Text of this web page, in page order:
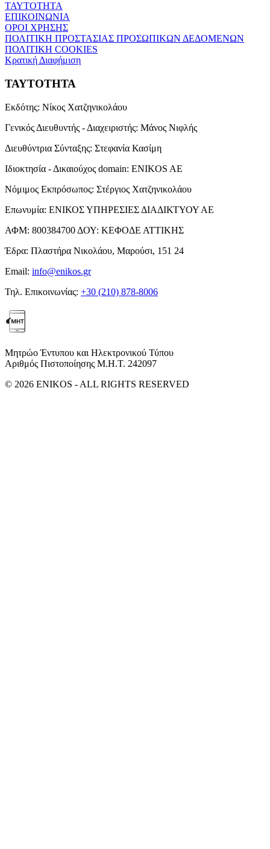
ΤΑΥΤΟΤΗΤΑ
ΕΠΙΚΟΙΝΩΝΙΑ
ΟΡΟΙ ΧΡΗΣΗΣ
ΠΟΛΙΤΙΚΗ ΠΡΟΣΤΑΣΙΑΣ ΠΡΟΣΩΠΙΚΩΝ ΔΕΔΟΜΕΝΩΝ
ΠΟΛΙΤΙΚΗ COOKIES
Κρατική Διαφήμιση
ΤΑΥΤΟΤΗΤΑ
Εκδότης: Νίκος Χατζηνικολάου
Γενικός Διευθυντής - Διαχειριστής: Μάνος Νιφλής
Διευθύντρια Σύνταξης: Στεφανία Κασίμη
Ιδιοκτησία - Δικαιούχος domain: ENIKOS AE
Νόμιμος Εκπρόσωπος: Στέργιος Χατζηνικολάου
Επωνυμία: ΕΝΙΚΟΣ ΥΠΗΡΕΣΙΕΣ ΔΙΑΔΙΚΤΥΟΥ ΑΕ
ΑΦΜ: 800384700 ΔΟΥ: ΚΕΦΟΔΕ ΑΤΤΙΚΗΣ
Έδρα: Πλαστήρα Νικολάου, Μαρούσι, 151 24
Email: info@enikos.gr
Τηλ. Επικοινωνίας: +30 (210) 878-8006
Μητρώο Έντυπου και Ηλεκτρονικού Τύπου
Αριθμός Πιστοποίησης Μ.Η.Τ. 242097
© 2026 ENIKOS - ALL RIGHTS RESERVED